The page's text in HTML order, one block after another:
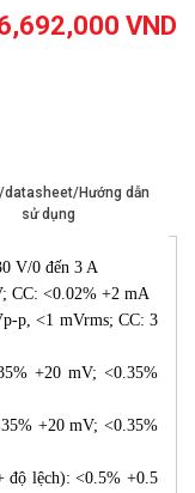
VND
datasheet/Hướng dẫn
sử dụng
V/0 đến 3 A
CC: <0.02% +2 mA
p, <1 mVrms; CC: 3
+20 mV; <0.35%
+20 mV; <0.35%
độ lệch): <0.5% +0.5